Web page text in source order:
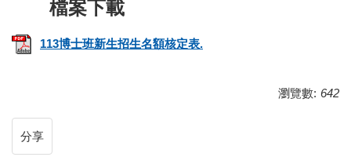
113博士班新生招生名額核定表.
瀏覽數: 642
分享